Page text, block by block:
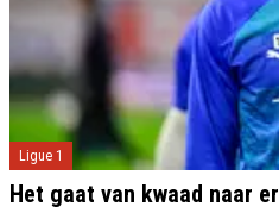
Ligue 1
Het gaat van kwaad naar